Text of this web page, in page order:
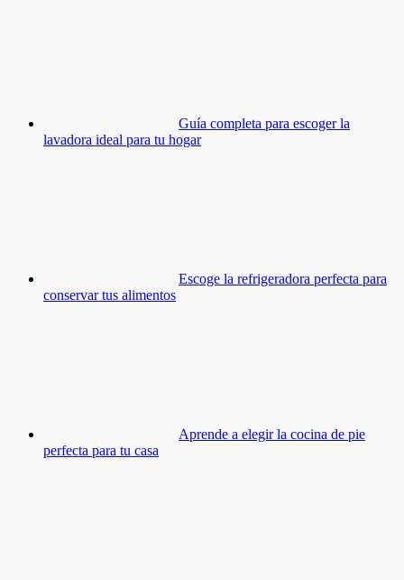
Guía completa para escoger la
lavadora ideal para tu hogar
Escoge la refrigeradora perfecta para
conservar tus alimentos
Aprende a elegir la cocina de pie
perfecta para tu casa